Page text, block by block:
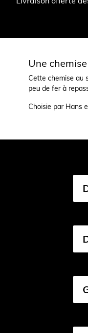
Une
Cette chemise au
peu de fer à
Choisie par Hans